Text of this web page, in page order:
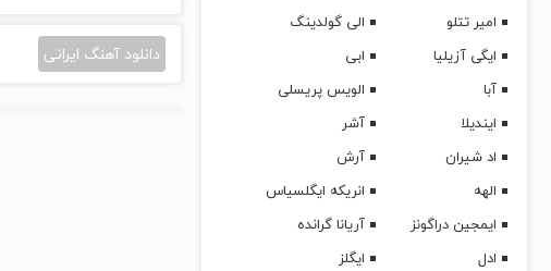
امیر تتلو
الی گولدینگ
ایگی آزیلیا
ابی
آبا
الویس پریسلی
ایندیلا
آشر
اد شیران
آرش
الهه
انریکه ایگلسیاس
ایمجین دراگونز
آریانا گرانده
ادل
ایگلز
دانلود آهنگ ایرانی